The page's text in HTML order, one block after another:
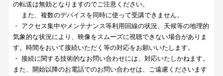
の転送は無効となりますのでご注意ください。
また、複数のデバイスを同時に使って受講できません。
・ アクセス集中やメンテナンス等利用回線の状況、天候等の地理的
気象的な状況により、映像をスムーズに視聴できない場合がありま
す。時間をおいて接続いただく等の対応をお願いいたします。
・ 接続に関する技術的なお問い合わせには、対応いたしかねます。
また、開始以降のお電話でのお問い合わせは、ご遠慮くださいます